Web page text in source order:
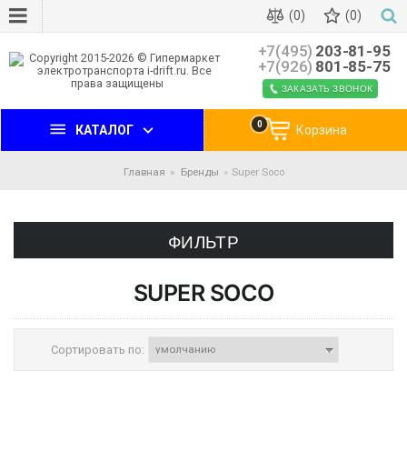
(0) (0)
+7(495) 203-81-95
+7(926) 801-85-75
ЗАКАЗАТЬ ЗВОНОК
КАТАЛОГ Корзина
0
Главная Бренды Super Soco
ФИЛЬТР
SUPER SOCO
Сортировать по: